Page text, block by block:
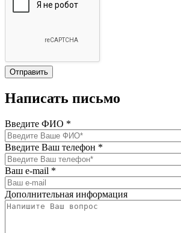
Написать письмо
Введите ФИО *
Введите Ваш телефон *
Ваш e-mail *
Дополнительная информация